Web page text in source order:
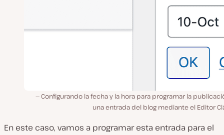
Configurando la fecha y la hora para programar la
una entrada del blog mediante el Editor
En este caso, vamos a programar esta entrada para el